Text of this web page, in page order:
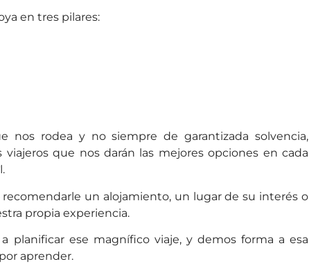
en tres pilares:
nos rodea y no siempre de garantizada solvencia,
que nos darán las mejores opciones en cada
recomendarle un alojamiento, un lugar de su interés o
propia experiencia.
planificar ese magnífico viaje, y demos forma a esa
aprender.